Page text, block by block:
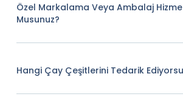
Özel Markalama Veya Ambalaj
Musunuz?
Hangi Çay Çeşitlerini Tedarik